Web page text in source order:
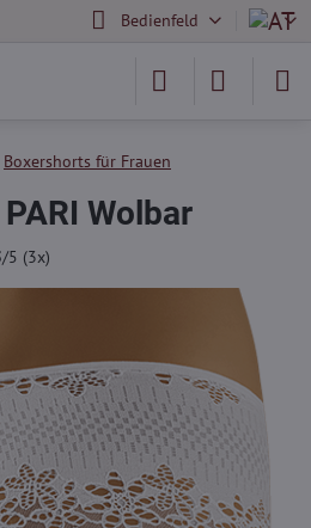
Bedienfeld
Boxershorts für Frauen
Wolbar
/5 (3x)